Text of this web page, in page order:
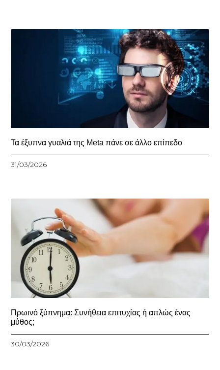
Τα έξυπνα γυαλιά της Meta πάνε σε άλλο επίπεδο
31/03/2026
Πρωινό ξύπνημα: Συνήθεια επιτυχίας ή απλώς ένας
μύθος;
30/03/2026